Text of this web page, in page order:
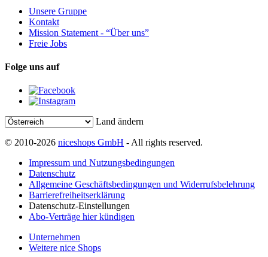
Unsere Gruppe
Kontakt
Mission Statement - “Über uns”
Freie Jobs
Folge uns auf
Land ändern
© 2010-2026 niceshops GmbH - All rights reserved.
Impressum und Nutzungsbedingungen
Datenschutz
Allgemeine Geschäftsbedingungen und Widerrufsbelehrung
Barrierefreiheitserklärung
Datenschutz-Einstellungen
Abo-Verträge hier kündigen
Unternehmen
Weitere nice Shops